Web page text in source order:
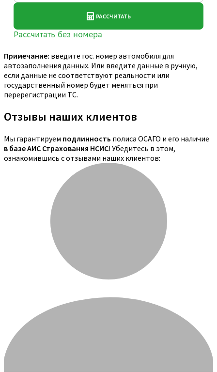
Примечание: введите гос. номер автомобиля для
автозаполнения данных. Или введите данные в ручную,
если данные не соответствуют реальности или
государственный номер будет меняться при
перерегистрации ТС.
Отзывы наших клиентов
Мы гарантируем подлинность полиса ОСАГО и его наличие
в базе АИС Страхования НСИС! Убедитесь в этом,
ознакомившись с отзывами наших клиентов: